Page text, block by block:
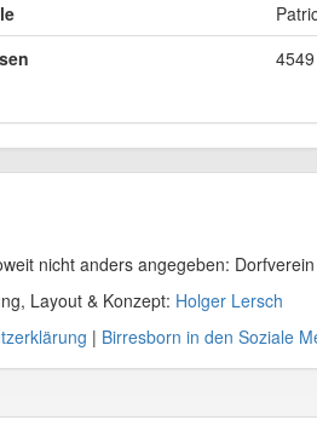
nicht anders angegeben:
Layout & Konzept: Holger Lersch
| Birresborn in den Soziale